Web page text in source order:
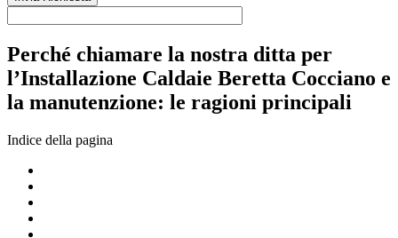
Perché chiamare la nostra ditta per
l’Installazione Caldaie Beretta Cocciano e
la manutenzione: le ragioni principali
Indice della pagina